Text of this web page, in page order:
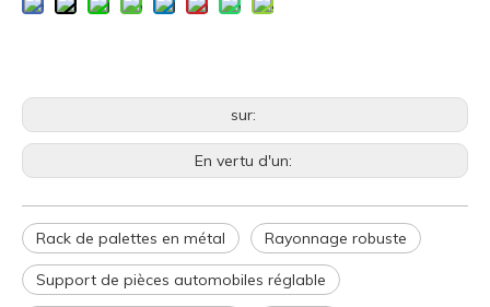
sur:
En vertu d'un:
Rack de palettes en métal Rayonnage robuste
Support de pièces automobiles réglable